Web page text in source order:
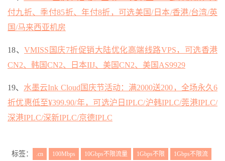
付九折、季付85折、年付8折，可选美国/日本/香港/台湾/英
国/马来西亚机房
18、 VMISS国庆7折促销大陆优化高端线路VPS，可选香港
CN2、韩国CN2、日本IIJ、美国CN2、美国AS9929
19、 水墨云Ink Cloud国庆节活动：满2000送200，全场永久6
折优惠低至¥399.90/年，可选沪日IPLC/沪韩IPLC/莞港IPLC/
深港IPLC/深新IPLC/京德IPLC
标签： .cn 100Mbps 10Gbps不限流量 1Gbps不限
1Gbps不限流